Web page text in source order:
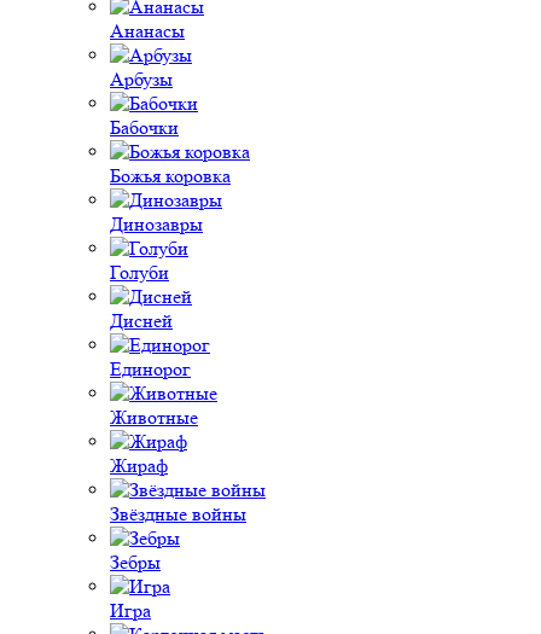
Ананасы
Арбузы
Бабочки
Божья коровка
Динозавры
Голуби
Дисней
Единорог
Животные
Жираф
Звёздные войны
Зебры
Игра